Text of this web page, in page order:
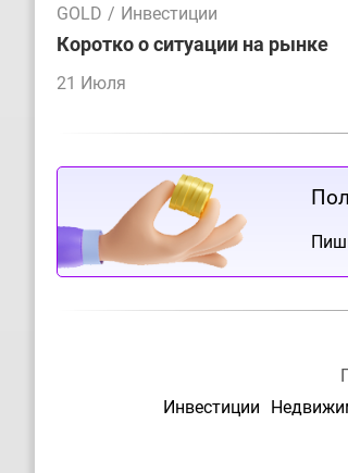
GOLD / Инвестиции
Коротко о ситуации на рынке
21 Июля
Инвестиции